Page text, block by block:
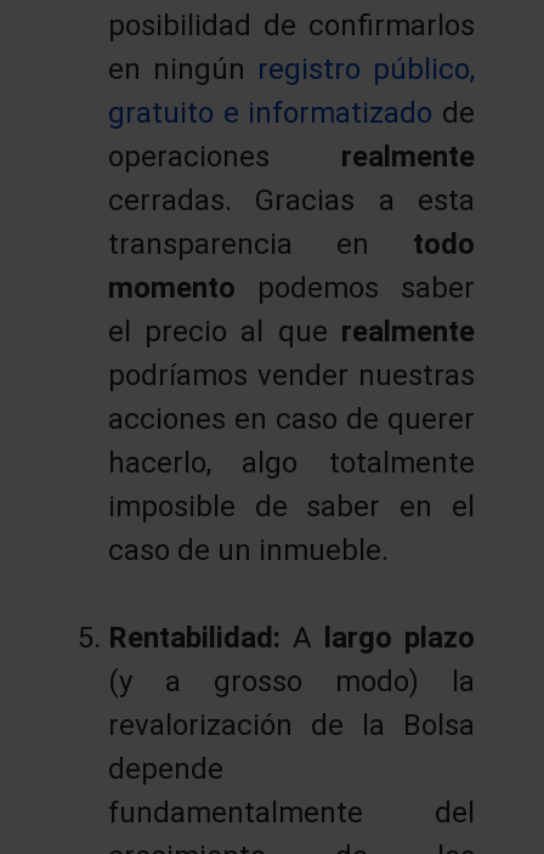
posibilidad de confirmarlos
en ningún registro público,
gratuito e informatizado de
operaciones realmente
cerradas. Gracias a esta
transparencia en todo
momento podemos saber
el precio al que realmente
podríamos vender nuestras
acciones en caso de querer
hacerlo, algo totalmente
imposible de saber en el
caso de un inmueble.
Rentabilidad: A largo plazo
(y a grosso modo) la
revalorización de la Bolsa
depende
fundamentalmente del